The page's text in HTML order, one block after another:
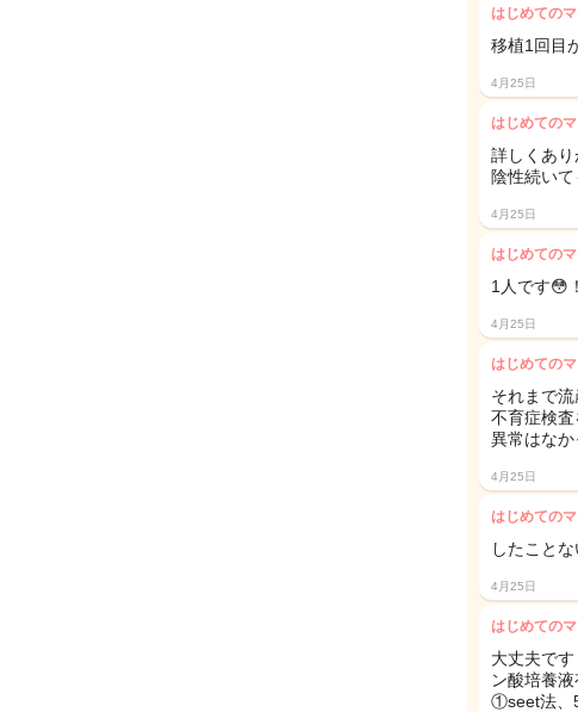
はじめての
移植1回目
4月25日
はじめての
詳しくあり
陰性続い
4月25日
はじめての
1人です😳！
4月25日
はじめての
それまで
不育症検査
異常はな
4月25日
はじめての
したことな
4月25日
はじめての
大丈夫で
ン酸培養液
①seet法、